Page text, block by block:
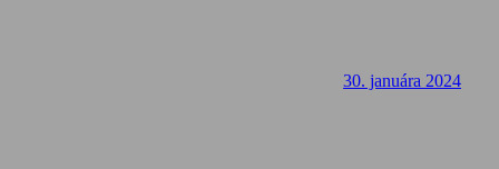
30. januára 2024